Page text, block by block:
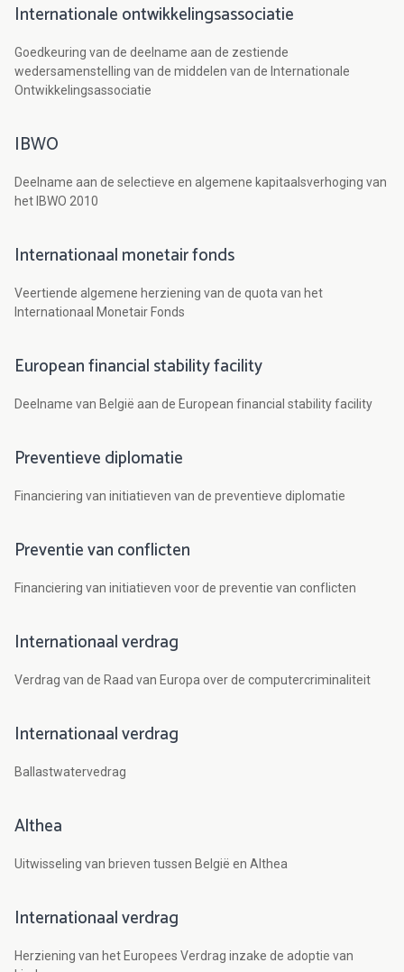
Internationale ontwikkelingsassociatie
Goedkeuring van de deelname aan de zestiende
wedersamenstelling van de middelen van de Internationale
Ontwikkelingsassociatie
IBWO
Deelname aan de selectieve en algemene kapitaalsverhoging van
het IBWO 2010
Internationaal monetair fonds
Veertiende algemene herziening van de quota van het
Internationaal Monetair Fonds
European financial stability facility
Deelname van België aan de European financial stability facility
Preventieve diplomatie
Financiering van initiatieven van de preventieve diplomatie
Preventie van conflicten
Financiering van initiatieven voor de preventie van conflicten
Internationaal verdrag
Verdrag van de Raad van Europa over de computercriminaliteit
Internationaal verdrag
Ballastwatervedrag
Althea
Uitwisseling van brieven tussen België en Althea
Internationaal verdrag
Herziening van het Europees Verdrag inzake de adoptie van